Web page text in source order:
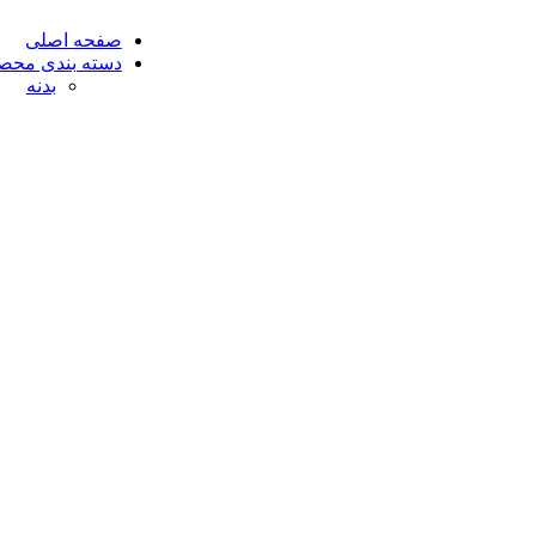
صفحه اصلی
دسته بندی
بدنه